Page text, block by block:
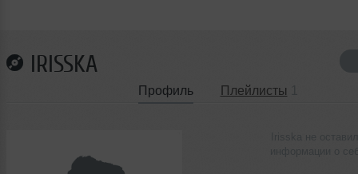
IRISSKA
Профиль Плейлисты